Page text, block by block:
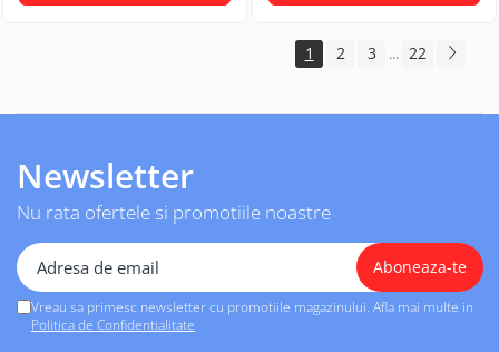
1 2 3 ... 22
Newsletter
Nu rata ofertele si promotiile noastre
Vreau sa primesc newsletter cu promotiile magazinului. Afla mai multe in
Politica de Confidentialitate